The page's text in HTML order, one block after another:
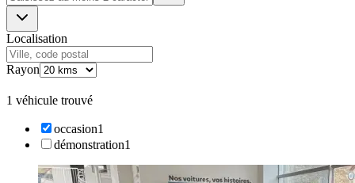
Localisation
Rayon
1 véhicule trouvé
occasion1
démonstration1